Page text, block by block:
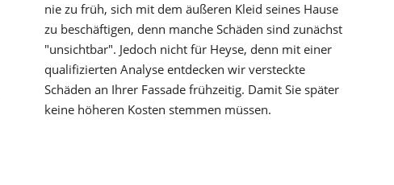
nie zu früh, sich mit dem äußeren Kleid seines Hause
zu beschäftigen, denn manche Schäden sind zunächst
"unsichtbar". Jedoch nicht für Heyse, denn mit einer
qualifizierten Analyse entdecken wir versteckte
Schäden an Ihrer Fassade frühzeitig. Damit Sie später
keine höheren Kosten stemmen müssen.